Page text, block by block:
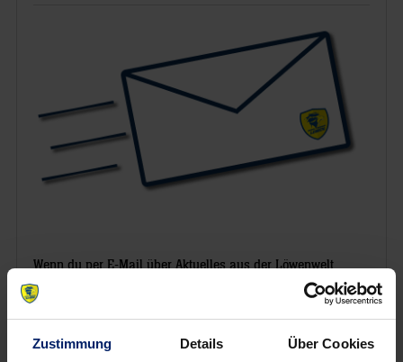
Zustimmung Details Über Cookies
Wenn du per E-Mail über Aktuelles aus der Löwenwelt
informiert werden willst, kannst du den Rhein-Neckar Löwen
Newsletter